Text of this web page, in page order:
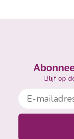
Blijf op
E-mailadres